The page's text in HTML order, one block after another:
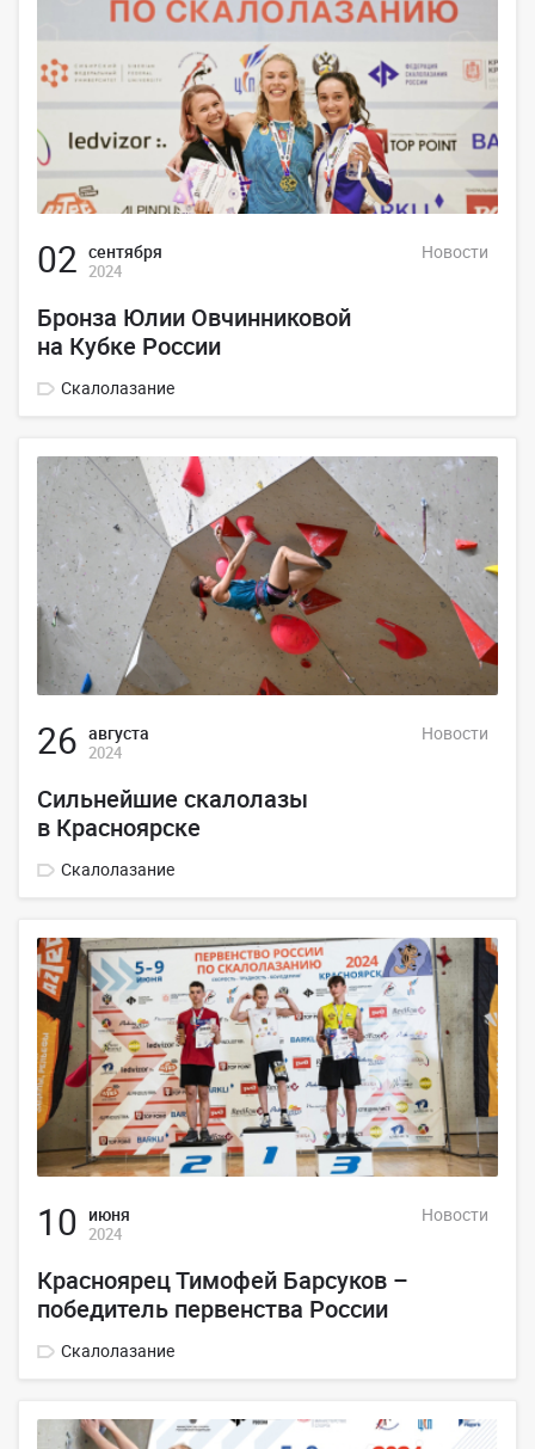
02 сентября
2024
Новости
Бронза Юлии Овчинниковой
на Кубке России
Скалолазание
26 августа
2024
Новости
Сильнейшие скалолазы
в Красноярске
Скалолазание
10 июня
2024
Новости
Красноярец Тимофей Барсуков –
победитель первенства России
Скалолазание